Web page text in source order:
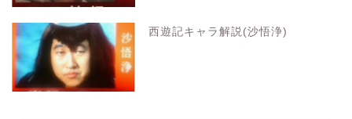
西遊記キャラ解説(沙悟浄)